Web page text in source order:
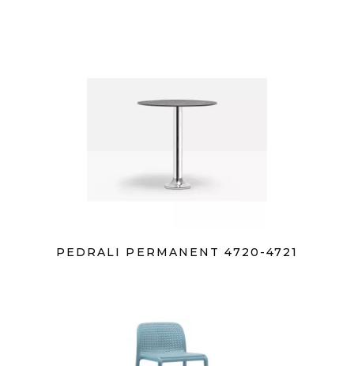
PEDRALI PERMANENT 4720-4721